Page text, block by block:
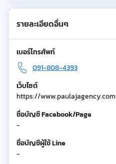
รายละเอียดอื่นๆ
เบอร์โทรศัพท์
091-808-4393
เว็บไซต์
https://www.paulajagency.com
ชื่อบัญชี Facebook/Page
-
ชื่อบัญชีผู้ใช้ Line
-